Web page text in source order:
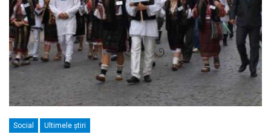
Social Ultimele ştiri